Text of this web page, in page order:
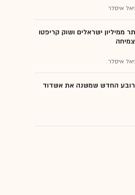
איסלר
ממיליון ישראלים ושוק קריפטו
איסלר
החדש שמשנה את אשדוד